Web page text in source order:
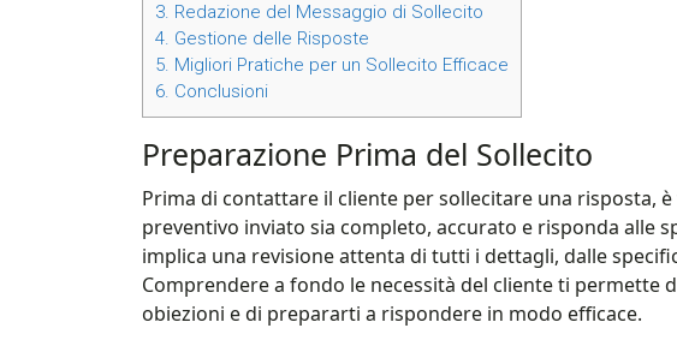
3. Redazione del Messaggio di Sollecito
4. Gestione delle Risposte
5. Migliori Pratiche per un Sollecito Efficace
6. Conclusioni
Preparazione Prima del Sollecito
Prima di contattare il cliente per sollecitare una risposta,
preventivo inviato sia completo, accurato e risponda alle
implica una revisione attenta di tutti i dettagli, dalle
Comprendere a fondo le necessità del cliente ti permette
obiezioni e di prepararti a rispondere in modo efficace.